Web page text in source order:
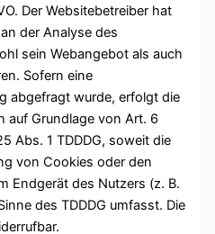
Der Websitebetreiber hat
der Analyse des
sein Webangebot als auch
Sofern eine
abgefragt wurde, erfolgt die
auf Grundlage von Art. 6
Abs. 1 TDDDG, soweit die
von Cookies oder den
Endgerät des Nutzers (z. B.
des TDDDG umfasst. Die